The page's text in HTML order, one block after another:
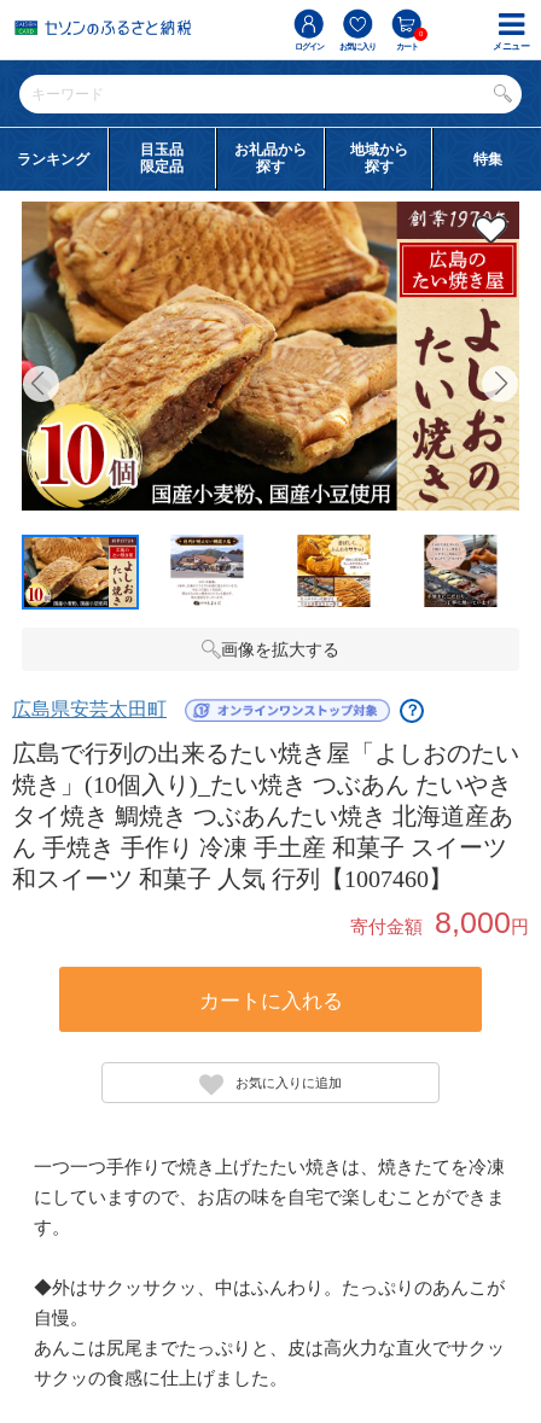
ログイン お気に入り カート
0
ランキング
目玉品
限定品
お礼品から
探す
地域から
探す
特集
画像を拡大する
広島県安芸太田町 ？
広島で行列の出来るたい焼き屋「よしおのたい
焼き」(10個入り)_たい焼き つぶあん たいやき
タイ焼き 鯛焼き つぶあんたい焼き 北海道産あ
ん 手焼き 手作り 冷凍 手土産 和菓子 スイーツ
和スイーツ 和菓子 人気 行列【1007460】
寄付金額 8,000円
カートに入れる
お気に入りに追加
一つ一つ手作りで焼き上げたたい焼きは、焼きたてを冷凍
にしていますので、お店の味を自宅で楽しむことができま
す。
◆外はサクッサクッ、中はふんわり。たっぷりのあんこが
自慢。
あんこは尻尾までたっぷりと、皮は高火力な直火でサクッ
サクッの食感に仕上げました。
メニュー